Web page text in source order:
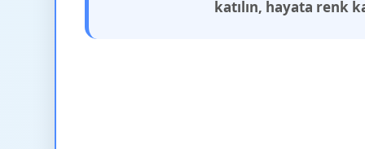
katılın, hayata renk